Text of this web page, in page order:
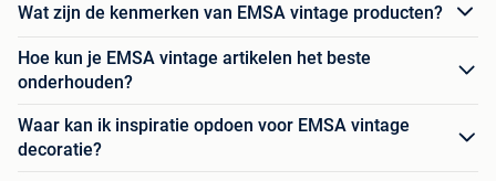
Wat zijn de kenmerken van EMSA vintage producten?
Hoe kun je EMSA vintage artikelen het beste
onderhouden?
Waar kan ik inspiratie opdoen voor EMSA vintage
decoratie?